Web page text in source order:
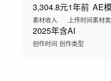
3,304.8元
素材收入
1年前
上传时间
AE
素材
2025年
创作时间
含AI
创作类型